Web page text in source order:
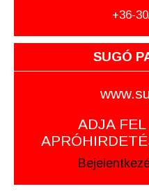
+36-
SUGÓ
ADJA